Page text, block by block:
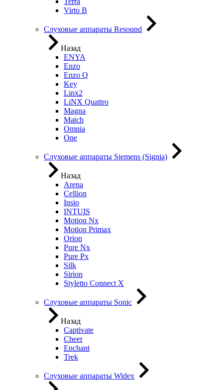
Virto B
Слуховые аппараты Resound
Назад
ENYA
Enzo
Enzo Q
Key
Linx2
LiNX Quattro
Magna
Match
Omnia
One
Слуховые аппараты Siemens (Signia)
Назад
Arena
Cellion
Insio
INTUIS
Motion Nx
Motion Primax
Orion
Pure Nx
Pure Px
Silk
Sirion
Styletto Connect X
Слуховые аппараты Sonic
Назад
Captivate
Cheer
Enchant
Trek
Слуховые аппараты Widex